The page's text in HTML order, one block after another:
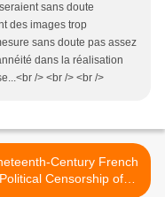
sans doute
des images trop
sans doute pas assez
dans la réalisation
/> <br /> <br />
Century French
Political Censorship of